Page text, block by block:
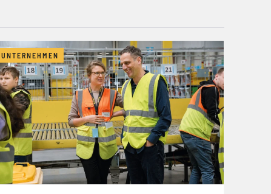
UNTERNEHMEN